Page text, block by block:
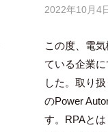
2022年10月4
この度、電
ている企業
した。取り
のPower
す。RPAと